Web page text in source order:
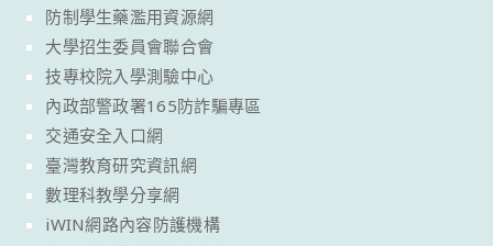
防制學生藥濫用資源網
大學招生委員會聯合會
技專校院入學測驗中心
內政部警政署165防詐騙專區
交通安全入口網
臺灣教育研究資訊網
數理科教學分享網
iWIN網路內容防護機構